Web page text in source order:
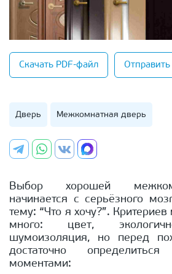
Скачать PDF-файл Отправить
Дверь Межкомнатная дверь
Выбор хорошей
начинается с серьёзного
тему: “Что я хочу?”.
много: цвет,
шумоизоляция, но перед
достаточно
моментами: